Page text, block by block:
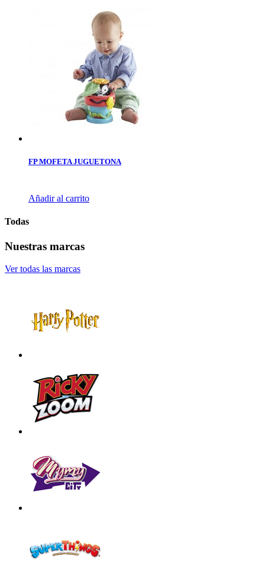
FP MOFETA JUGUETONA
Añadir al carrito
Todas
Nuestras marcas
Ver todas las marcas